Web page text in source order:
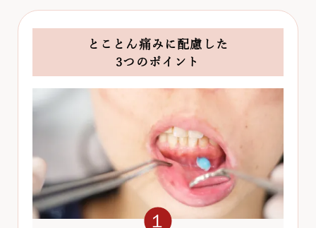
とことん痛みに配慮した
3つのポイント
１